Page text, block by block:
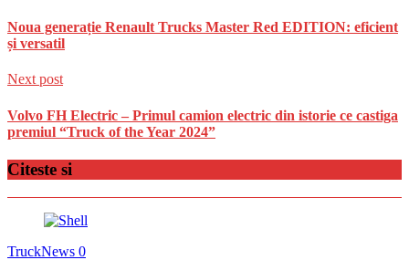
Noua generație Renault Trucks Master Red EDITION: eficient
și versatil
Next post
Volvo FH Electric – Primul camion electric din istorie ce castiga
premiul “Truck of the Year 2024”
Citeste si
TruckNews 0